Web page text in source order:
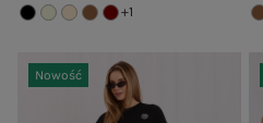
+1
Nowość